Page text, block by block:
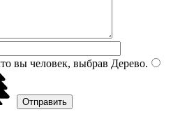
вы человек, выбрав Дерево.